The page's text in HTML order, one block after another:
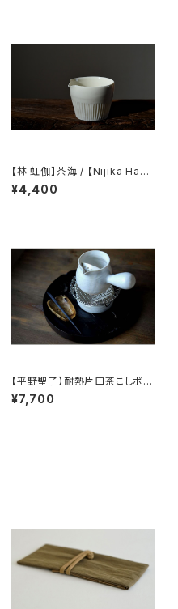
【林 虹伽】茶海 / 【Nijika Haya
shi 】tea pitcher
¥4,400
【平野聖子】耐熱片口茶こしポッ
ト / 【Masako Hirano】Heat-r
esistant spout tea strainer
¥7,700